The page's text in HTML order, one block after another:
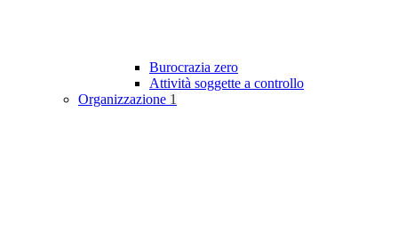
Burocrazia zero
Attività soggette a controllo
Organizzazione 1